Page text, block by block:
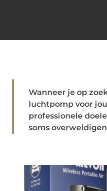
Wanneer je op
luchtpomp voor
professionele
soms